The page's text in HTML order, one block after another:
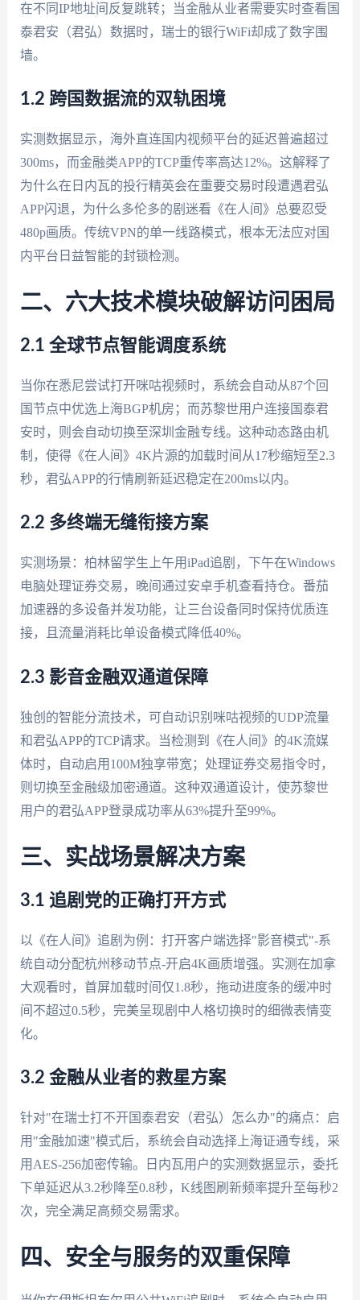
在不同IP地址间反复跳转；当金融从业者需要实时查看国
泰君安（君弘）数据时，瑞士的银行WiFi却成了数字围
墙。
1.2 跨国数据流的双轨困境
实测数据显示，海外直连国内视频平台的延迟普遍超过
300ms，而金融类APP的TCP重传率高达12%。这解释了
为什么在日内瓦的投行精英会在重要交易时段遭遇君弘
APP闪退，为什么多伦多的剧迷看《在人间》总要忍受
480p画质。传统VPN的单一线路模式，根本无法应对国
内平台日益智能的封锁检测。
二、六大技术模块破解访问困局
2.1 全球节点智能调度系统
当你在悉尼尝试打开咪咕视频时，系统会自动从87个回
国节点中优选上海BGP机房；而苏黎世用户连接国泰君
安时，则会自动切换至深圳金融专线。这种动态路由机
制，使得《在人间》4K片源的加载时间从17秒缩短至2.3
秒，君弘APP的行情刷新延迟稳定在200ms以内。
2.2 多终端无缝衔接方案
实测场景：柏林留学生上午用iPad追剧，下午在Windows
电脑处理证券交易，晚间通过安卓手机查看持仓。番茄
加速器的多设备并发功能，让三台设备同时保持优质连
接，且流量消耗比单设备模式降低40%。
2.3 影音金融双通道保障
独创的智能分流技术，可自动识别咪咕视频的UDP流量
和君弘APP的TCP请求。当检测到《在人间》的4K流媒
体时，自动启用100M独享带宽；处理证券交易指令时，
则切换至金融级加密通道。这种双通道设计，使苏黎世
用户的君弘APP登录成功率从63%提升至99%。
三、实战场景解决方案
3.1 追剧党的正确打开方式
以《在人间》追剧为例：打开客户端选择"影音模式"-系
统自动分配杭州移动节点-开启4K画质增强。实测在加拿
大观看时，首屏加载时间仅1.8秒，拖动进度条的缓冲时
间不超过0.5秒，完美呈现剧中人格切换时的细微表情变
化。
3.2 金融从业者的救星方案
针对"在瑞士打不开国泰君安（君弘）怎么办"的痛点：启
用"金融加速"模式后，系统会自动选择上海证通专线，采
用AES-256加密传输。日内瓦用户的实测数据显示，委托
下单延迟从3.2秒降至0.8秒，K线图刷新频率提升至每秒2
次，完全满足高频交易需求。
四、安全与服务的双重保障